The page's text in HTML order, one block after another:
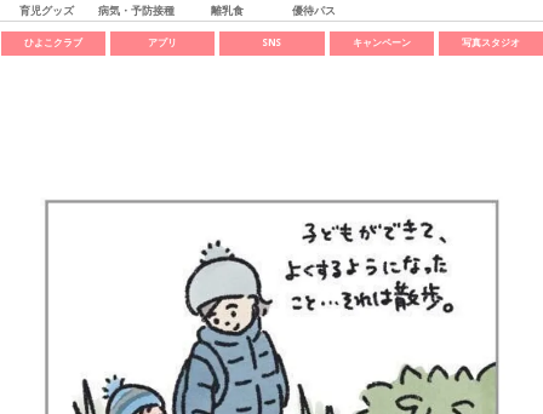
育児グッズ 病気・予防接種 離乳食 優待パス
ひよこクラブ アプリ SNS キャンペーン 写真スタジオ